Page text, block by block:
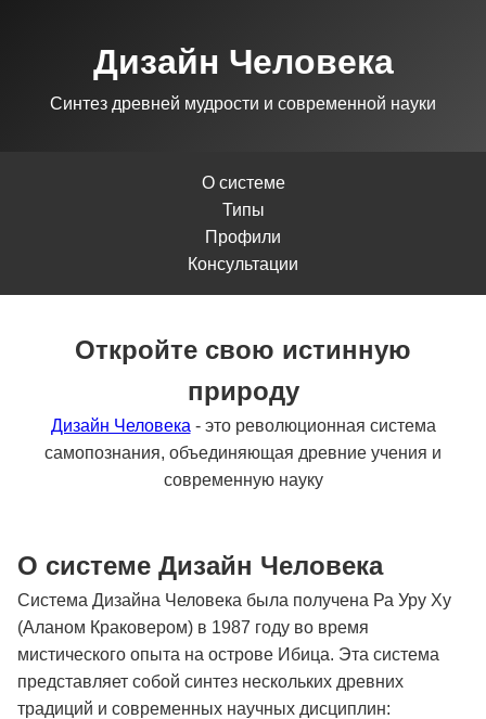
Дизайн Человека
Синтез древней мудрости и современной науки
О системе
Типы
Профили
Консультации
Откройте свою истинную
природу
Дизайн Человека - это революционная система
самопознания, объединяющая древние учения и
современную науку
О системе Дизайн Человека
Система Дизайна Человека была получена Ра Уру Ху
(Аланом Краковером) в 1987 году во время
мистического опыта на острове Ибица. Эта система
представляет собой синтез нескольких древних
традиций и современных научных дисциплин: